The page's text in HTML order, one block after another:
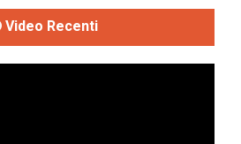
Video Recenti